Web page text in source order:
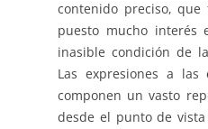
contenido preciso, que
puesto mucho interés
inasible condición de
Las expresiones a
componen un vasto
desde el punto de